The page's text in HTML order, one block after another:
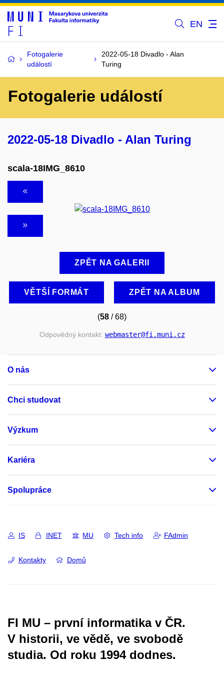
EN
Fotogalerie
událostí
2022-05-18 Divadlo - Alan
Turing
Fotogalerie událostí
2022-05-18 Divadlo - Alan Turing
scala-18IMG_8610
ZPĚT NA GALERII
VĚTŠÍ FORMÁT ZPĚT NA ALBUM
(58 / 68)
Odpovědný kontakt: webmaster@fi.muni.cz
O nás
Chci studovat
Výzkum
Kariéra
Spolupráce
IS INET MU Tech info FAdmin
Kontakty Domů
FI MU – první informatika v ČR.
V historii, ve vědě, ve svobodě
studia. Od roku 1994 dodnes.